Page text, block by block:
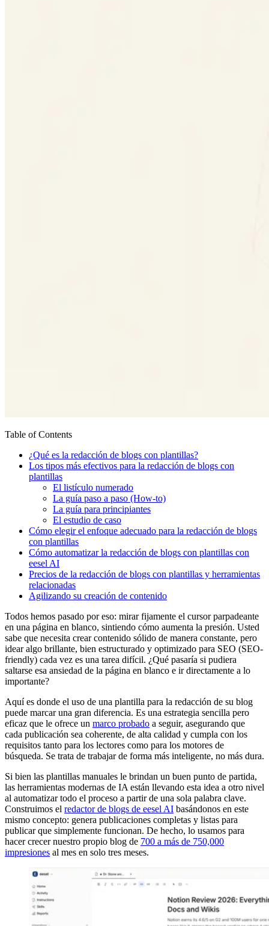
Table of Contents
¿Qué es la redacción de blogs con plantillas?
Los tipos más efectivos para la redacción de blogs con
plantillas
El listículo numerado
La guía paso a paso (How-to)
La guía para principiantes
El estudio de caso
Cómo elegir el enfoque adecuado para la redacción de blogs
con plantillas
Cómo automatizar la redacción de blogs con plantillas con
eesel AI
Precios de la redacción de blogs con plantillas y herramientas
relacionadas
Agilizando su creación de contenido
Todos hemos pasado por eso: mirar fijamente el cursor parpadeante
en una página en blanco, sintiendo cómo aumenta la presión. Usted
sabe que necesita crear contenido sólido de manera constante, pero
idear algo brillante, bien estructurado y optimizado para SEO (SEO-
friendly) cada vez es una tarea difícil. ¿Qué pasaría si pudiera
saltarse esa ansiedad de la página en blanco e ir directamente a lo
importante?
Aquí es donde el uso de una plantilla para la redacción de su blog
puede marcar una gran diferencia. Es una estrategia sencilla pero
eficaz que le ofrece un marco probado a seguir, asegurando que
cada publicación sea coherente, de alta calidad y cumpla con los
requisitos tanto para los lectores como para los motores de
búsqueda. Se trata de trabajar de forma más inteligente, no más dura.
Si bien las plantillas manuales le brindan un buen punto de partida,
las herramientas modernas de IA están llevando esta idea a otro nivel
al automatizar todo el proceso a partir de una sola palabra clave.
Construimos el redactor de blogs de eesel AI basándonos en este
mismo concepto: genera publicaciones completas y listas para
publicar que simplemente funcionan. De hecho, lo usamos para
hacer crecer nuestro propio blog de 700 a más de 750,000
impresiones al mes en solo tres meses.